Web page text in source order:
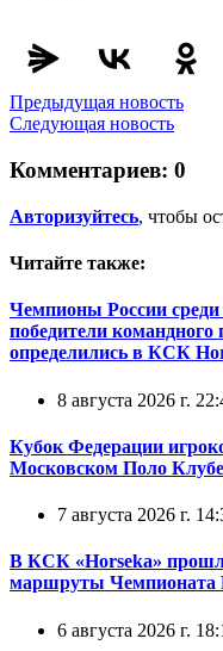
Предыдущая новость
Следующая новость
Комментариев: 0
Авторизуйтесь, чтобы
Читайте также:
Чемпионы России
победители командного
определились в КСК
8 августа 2026 г.
Кубок Федерации
Московском Поло Клубе
7 августа 2026 г.
В КСК «Horseka»
маршруты Чемпионата
6 августа 2026 г.